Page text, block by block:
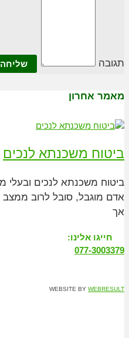
תגובה
מאמר אחרון
ביטוח משכנתא לנכים
ביטוח משכנתא לנכים ובעלי
אדם מוגבל, סובל לרוב ממצב
אך
חייגו אלינו:
077-3003379
WEBSITE BY WEBRESULT